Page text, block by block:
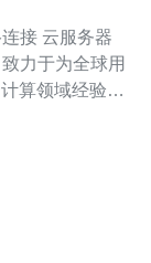
务器
力于为全球用
算领域经验丰